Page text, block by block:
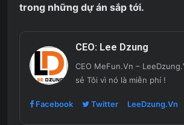
trong những dự án sắp tới.
CEO: Lee Dzung
CEO MeFun.Vn –
sẻ Tôi vì nó là miễn phí !
Facebook Twitter LeeDzung.Vn